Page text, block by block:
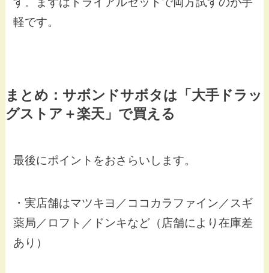
軽です。
まとめ：サボンドサボタは「大手ドラッ
グストア＋楽天」で買える
最後にポイントをおさらいします。
・実店舗はマツキヨ／ココカラファイン／スギ
薬局／ロフト／ドンキなど（店舗により在庫差
あり）